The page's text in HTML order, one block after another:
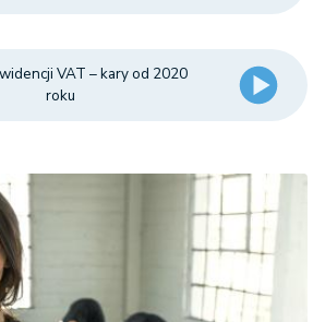
VAT – kary od 2020
roku